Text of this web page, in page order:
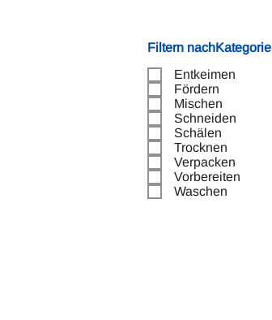
Filtern nachKategorie
Entkeimen
Fördern
Mischen
Schneiden
Schälen
Trocknen
Verpacken
Vorbereiten
Waschen